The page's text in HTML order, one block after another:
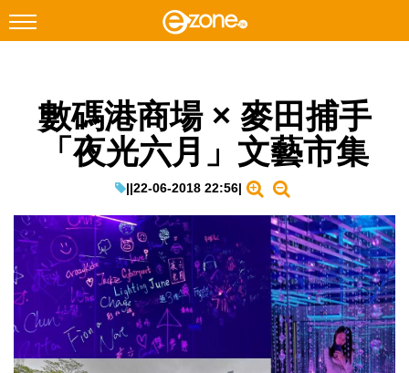
Facebook Instagram
遊戲動漫
教學評測
EduTech
IT Times
生成式AI與雲端應用
數碼港商場 × 麥田捕手
「夜光六月」文藝市集
||22-06-2018 22:56|